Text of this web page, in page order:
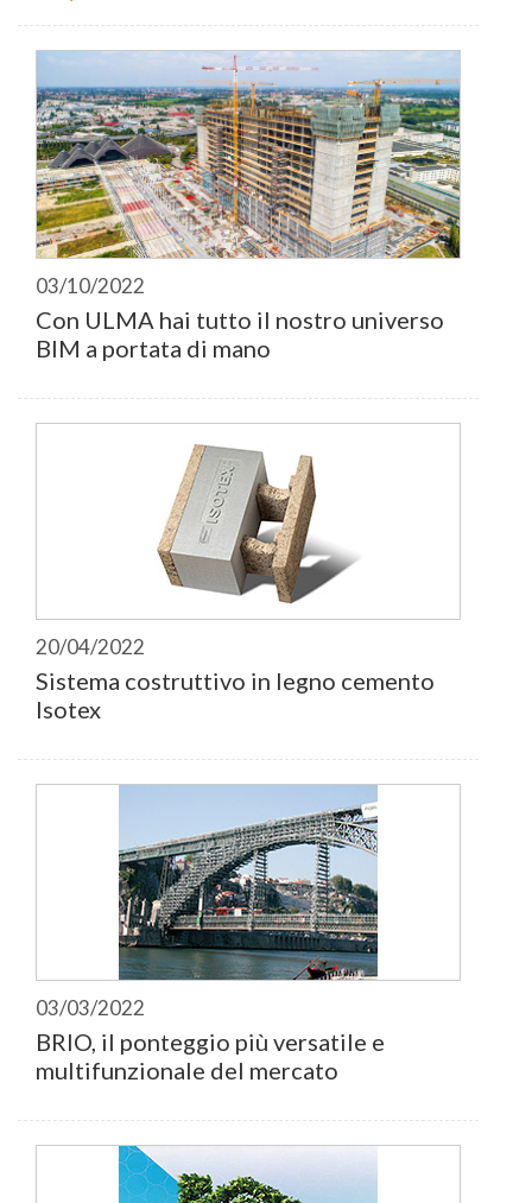
03/10/2022
Con ULMA hai tutto il nostro universo
BIM a portata di mano
20/04/2022
Sistema costruttivo in legno cemento
Isotex
03/03/2022
BRIO, il ponteggio più versatile e
multifunzionale del mercato